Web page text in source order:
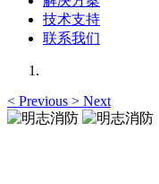
技术支持
联系我们
< Previous > Next